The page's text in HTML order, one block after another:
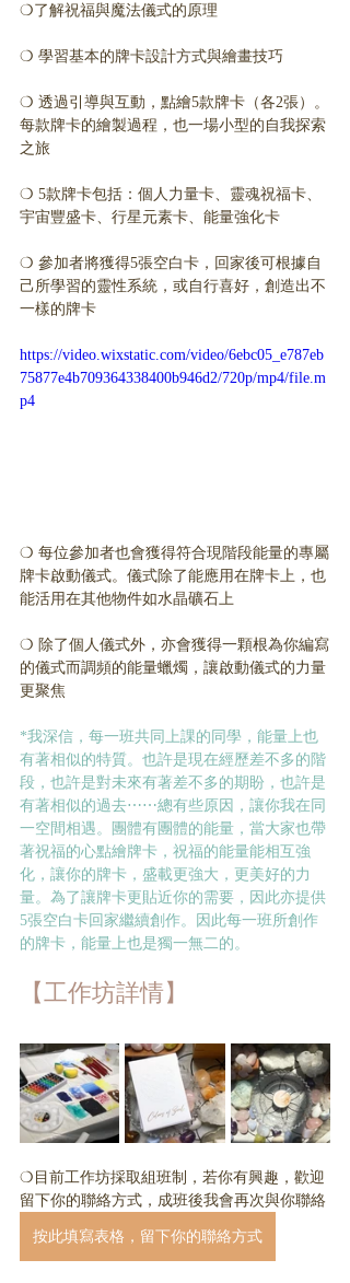
❍了解祝福與魔法儀式的原理
❍ 學習基本的牌卡設計方式與繪畫技巧
❍ 透過引導與互動，點繪5款牌卡（各2張）。
每款牌卡的繪製過程，也一場小型的自我探索
之旅
❍ 5款牌卡包括：個人力量卡、靈魂祝福卡、
宇宙豐盛卡、行星元素卡、能量強化卡
❍ 參加者將獲得5張空白卡，回家後可根據自
己所學習的靈性系統，或自行喜好，創造出不
一樣的牌卡
https://video.wixstatic.com/video/6ebc05_e787eb
75877e4b709364338400b946d2/720p/mp4/file.m
p4
❍ 每位參加者也會獲得符合現階段能量的專屬
牌卡啟動儀式。儀式除了能應用在牌卡上，也
能活用在其他物件如水晶礦石上
❍ 除了個人儀式外，亦會獲得一顆根為你編寫
的儀式而調頻的能量蠟燭，讓啟動儀式的力量
更聚焦
*我深信，每一班共同上課的同學，能量上也
有著相似的特質。也許是現在經歷差不多的階
段，也許是對未來有著差不多的期盼，也許是
有著相似的過去⋯⋯總有些原因，讓你我在同
一空間相遇。團體有團體的能量，當大家也帶
著祝福的心點繪牌卡，祝福的能量能相互強
化，讓你的牌卡，盛載更強大，更美好的力
量。為了讓牌卡更貼近你的需要，因此亦提供
5張空白卡回家繼續創作。因此每一班所創作
的牌卡，能量上也是獨一無二的。
【工作坊詳情】
❍目前工作坊採取組班制，若你有興趣，歡迎
留下你的聯絡方式，成班後我會再次與你聯絡
按此填寫表格，留下你的聯絡方式